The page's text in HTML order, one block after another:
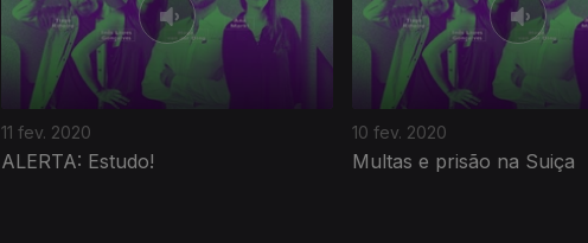
11 fev. 2020
ALERTA: Estudo!
10 fev. 2020
Multas e prisão na Suiça